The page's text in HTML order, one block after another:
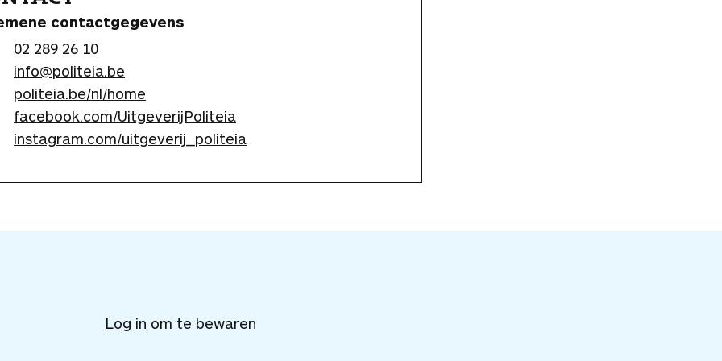
contactgegevens
02 289 26 10
info@politeia.be
politeia.be/nl/home
facebook.com/UitgeverijPoliteia
instagram.com/uitgeverij_politeia
e
Log in om te bewaren